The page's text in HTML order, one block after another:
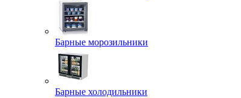
Барные морозильники
Барные холодильники